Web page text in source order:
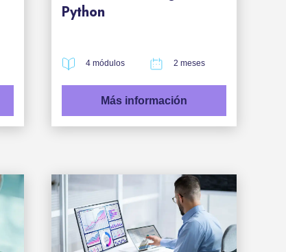
Python
4 módulos 2 meses
Más información